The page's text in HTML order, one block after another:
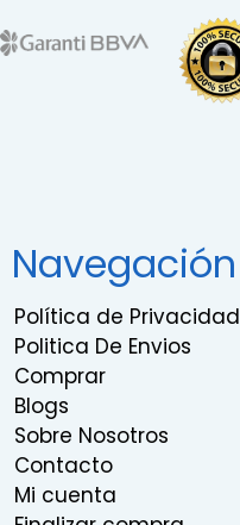
Navegación
Política de Privacidad
Politica De Envios
Comprar
Blogs
Sobre Nosotros
Contacto
Mi cuenta